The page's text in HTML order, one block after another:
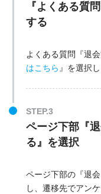
『よくある質
する
よくある質問『退
はこちら』を選択し
STEP.3
ページ下部『
る』を選択
ページ下部の『退
し、遷移先でアン